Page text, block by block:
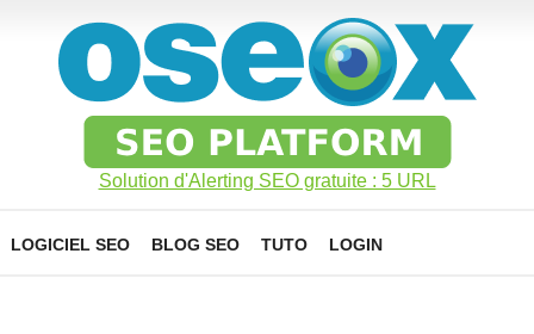
Solution d'Alerting SEO gratuite : 5 URL
LOGICIEL SEO BLOG SEO TUTO LOGIN